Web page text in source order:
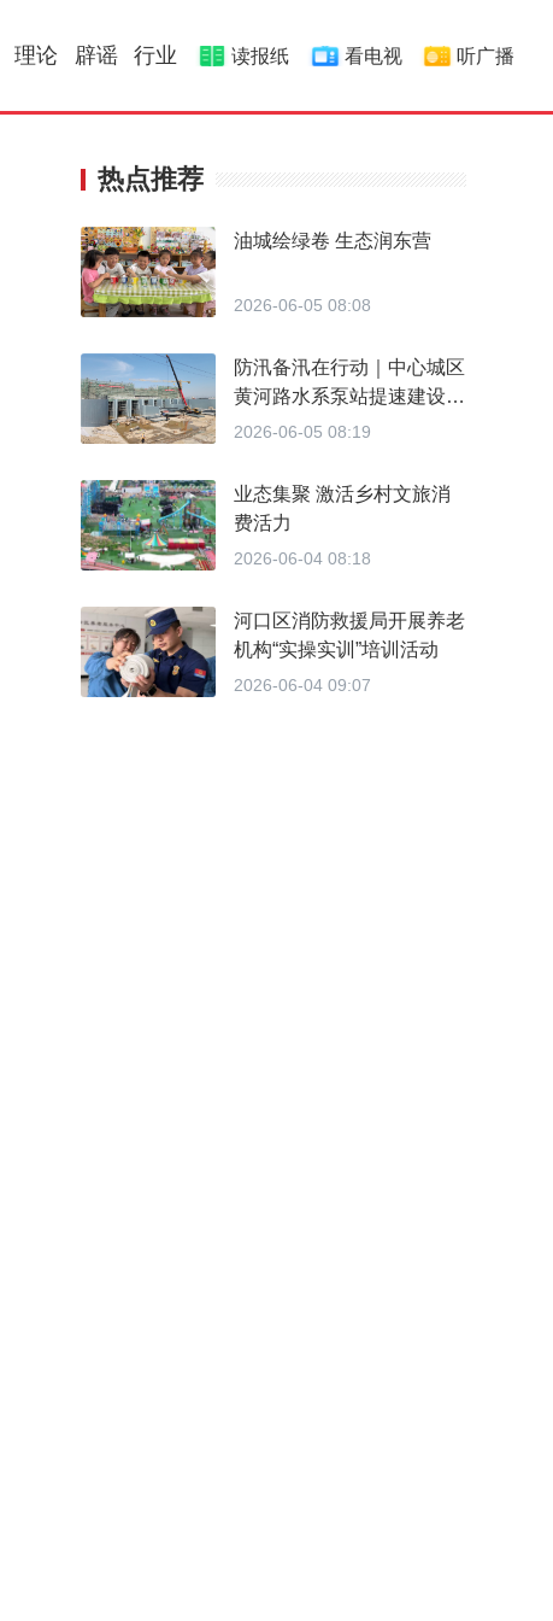
理论 辟谣 行业 读报纸 看电视 听广播
热点推荐
油城绘绿卷 生态润东营
2026-06-05 08:08
防汛备汛在行动｜中心城区
黄河路水系泵站提速建设
提升城区防洪排涝能力
2026-06-05 08:19
业态集聚 激活乡村文旅消
费活力
2026-06-04 08:18
河口区消防救援局开展养老
机构“实操实训”培训活动
2026-06-04 09:07